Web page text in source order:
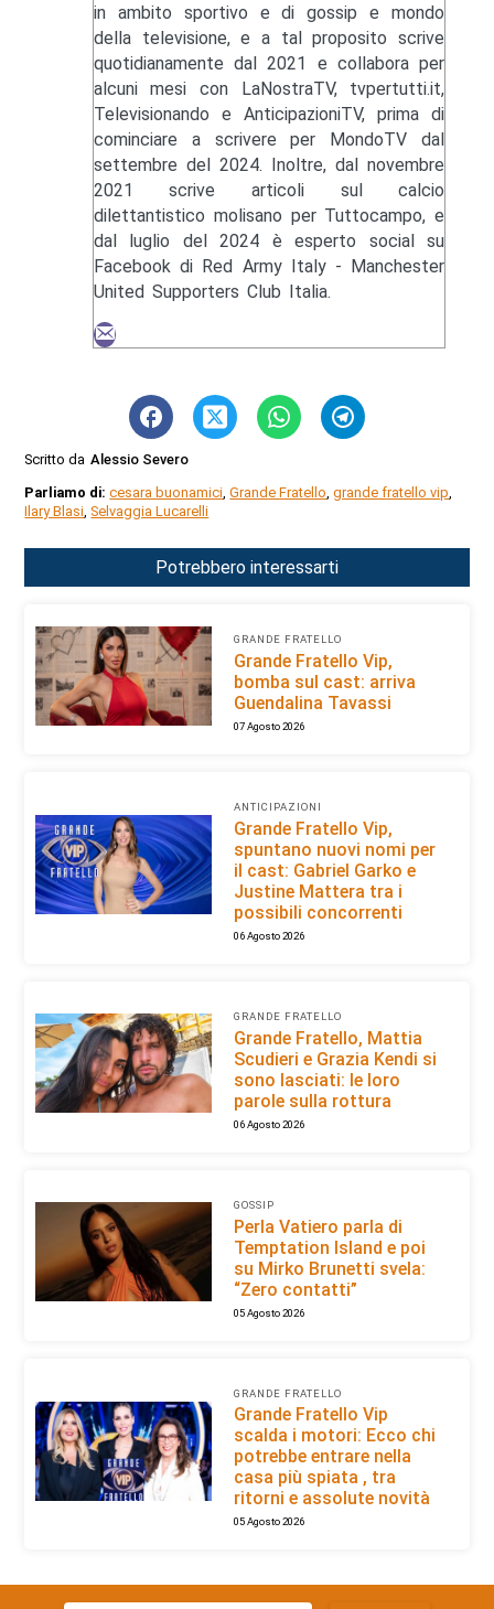
in ambito sportivo e di gossip e mondo
della televisione, e a tal proposito scrive
quotidianamente dal 2021 e collabora per
alcuni mesi con LaNostraTV, tvpertutti.it,
Televisionando e AnticipazioniTV, prima di
cominciare a scrivere per MondoTV dal
settembre del 2024. Inoltre, dal novembre
2021 scrive articoli sul calcio
dilettantistico molisano per Tuttocampo, e
dal luglio del 2024 è esperto social su
Facebook di Red Army Italy - Manchester
United Supporters Club Italia.
Scritto da Alessio Severo
Parliamo di:cesara buonamici ,Grande Fratello ,grande fratello vip
Ilary Blasi ,Selvaggia Lucarelli
Potrebbero interessarti
GRANDE FRATELLO
Grande Fratello Vip,
bomba sul cast: arriva
Guendalina Tavassi
07 Agosto 2026
ANTICIPAZIONI
Grande Fratello Vip,
spuntano nuovi nomi per
il cast: Gabriel Garko e
Justine Mattera tra i
possibili concorrenti
06 Agosto 2026
GRANDE FRATELLO
Grande Fratello, Mattia
Scudieri e Grazia Kendi si
sono lasciati: le loro
parole sulla rottura
06 Agosto 2026
GOSSIP
Perla Vatiero parla di
Temptation Island e poi
su Mirko Brunetti svela:
“Zero contatti”
05 Agosto 2026
GRANDE FRATELLO
Grande Fratello Vip
scalda i motori: Ecco chi
potrebbe entrare nella
casa più spiata , tra
ritorni e assolute novità
05 Agosto 2026